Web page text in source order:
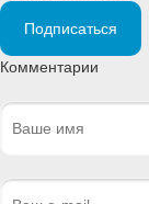
Подписаться
Комментарии